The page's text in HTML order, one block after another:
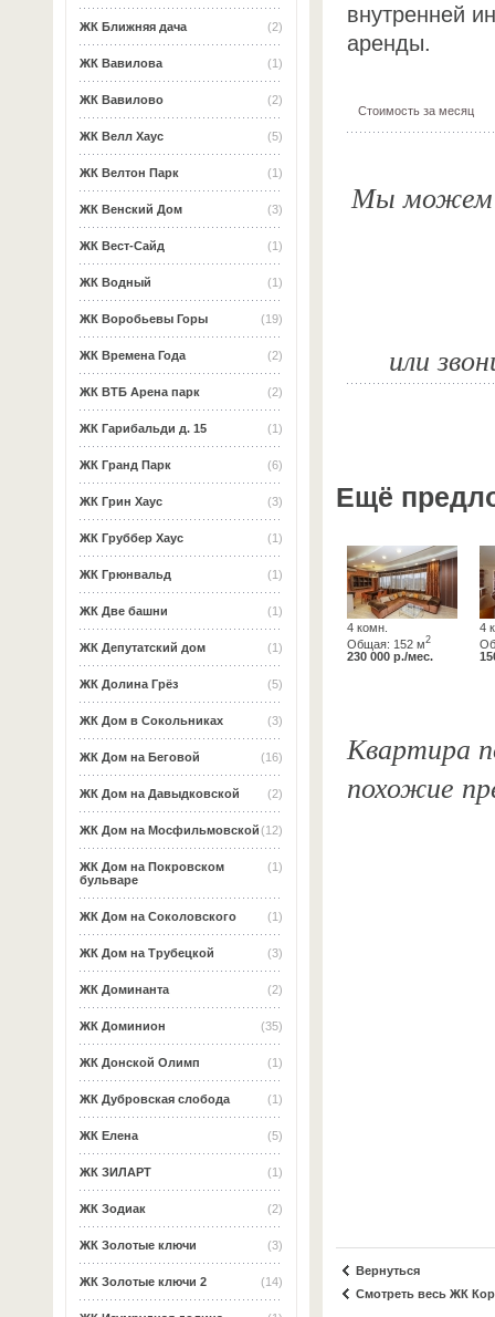
(2)
ЖК Ближняя дача
(1)
ЖК Вавилова
(2)
ЖК Вавилово
(5)
ЖК Велл Хаус
(1)
ЖК Велтон Парк
(3)
ЖК Венский Дом
(1)
ЖК Вест-Сайд
(1)
ЖК Водный
(19)
ЖК Воробьевы Горы
(2)
ЖК Времена Года
(2)
ЖК ВТБ Арена парк
(1)
ЖК Гарибальди д. 15
(6)
ЖК Гранд Парк
(3)
ЖК Грин Хаус
(1)
ЖК Груббер Хаус
(1)
ЖК Грюнвальд
(1)
ЖК Две башни
(1)
ЖК Депутатский дом
(5)
ЖК Долина Грёз
(3)
ЖК Дом в Сокольниках
(16)
ЖК Дом на Беговой
(2)
ЖК Дом на Давыдковской
(12)
ЖК Дом на Мосфильмовской
(1)
ЖК Дом на Покровском
бульваре
(1)
ЖК Дом на Соколовского
(3)
ЖК Дом на Трубецкой
(2)
ЖК Доминанта
(35)
ЖК Доминион
(1)
ЖК Донской Олимп
(1)
ЖК Дубровская слобода
(5)
ЖК Елена
(1)
ЖК ЗИЛАРТ
(2)
ЖК Зодиак
(3)
ЖК Золотые ключи
(14)
ЖК Золотые ключи 2
внутренней
аренды.
Стоимость за месяц
Мы можем
или
Ещё
4 комн.
Общая: 152 м2
230 000 р./мес.
4
Квартира
похожие
Вернуться
Смотреть весь ЖК